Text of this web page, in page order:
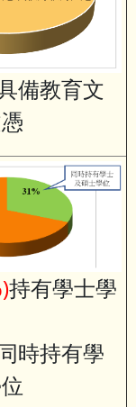
備教育文
持有學士學
時持有學